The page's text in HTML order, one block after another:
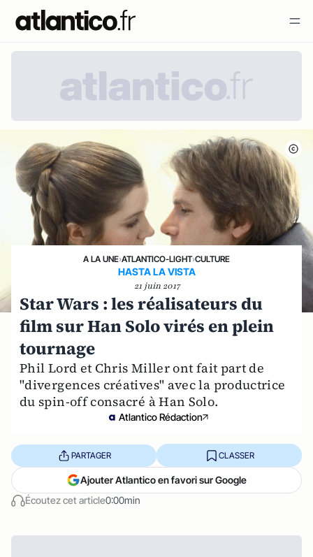
A LA UNE›ATLANTICO-LIGHT›CULTURE
HASTA LA VISTA
21 juin 2017
Star Wars : les réalisateurs du
film sur Han Solo virés en plein
tournage
Phil Lord et Chris Miller ont fait part de
"divergences créatives" avec la productrice
du spin-off consacré à Han Solo.
Atlantico Rédaction
Écoutez cet article0:00min
PARTAGER CLASSER
Ajouter Atlantico en favori sur Google